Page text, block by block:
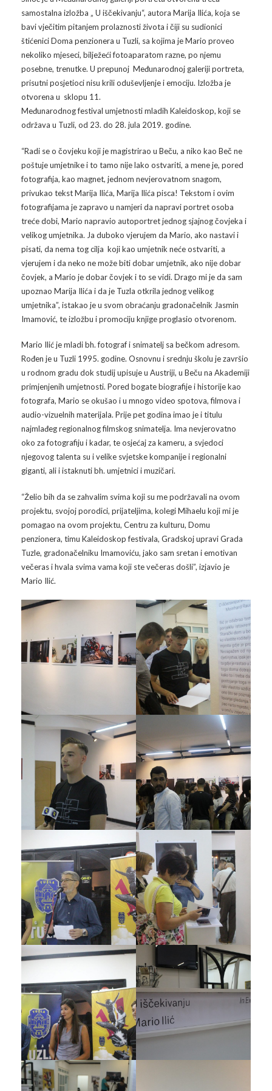
Video 2011
Video 2012
Video 2013
Video 2014
Video 2016
Video 2017
Video 2018
Galerija 2010
Galerija 2011
Galerija 2012
Galerija 2013
Galerija 2015
Galerija 2016
Galerija 2017
Galerija 2018
Galerija 2019
Galerija 2022
Galerija 2024
Galerija 2025
Arhiva
Kontakt
samostalna izložba „ U iščekivanju“, autora Marija Ilića, koja se
bavi vječitim pitanjem prolaznosti života i čiji su sudionici
štićenici Doma penzionera u Tuzli, sa kojima je Mario proveo
nekoliko mjeseci, bilježeći fotoaparatom razne, po njemu
posebne, trenutke. U prepunoj Međunarodnoj galeriji portreta,
prisutni posjetioci nisu krili oduševljenje i emociju. Izložba je
otvorena u sklopu 11.
Međunarodnog festival umjetnosti mladih Kaleidoskop, koji se
održava u Tuzli, od 23. do 28. jula 2019. godine.
“Radi se o čovjeku koji je magistrirao u Beču, a niko kao Beč ne
poštuje umjetnike i to tamo nije lako ostvariti, a mene je, pored
fotografija, kao magnet, jednom nevjerovatnom snagom,
privukao tekst Marija Ilića, Marija Ilića pisca! Tekstom i ovim
fotografijama je zapravo u namjeri da napravi portret osoba
treće dobi, Mario napravio autoportret jednog sjajnog čovjeka i
velikog umjetnika. Ja duboko vjerujem da Mario, ako nastavi i
pisati, da nema tog cilja koji kao umjetnik neće ostvariti, a
vjerujem i da neko ne može biti dobar umjetnik, ako nije dobar
čovjek, a Mario je dobar čovjek i to se vidi. Drago mi je da sam
upoznao Marija Ilića i da je Tuzla otkrila jednog velikog
umjetnika”, istakao je u svom obraćanju gradonačelnik Jasmin
Imamović, te izložbu i promociju knjige proglasio otvorenom.
Mario Ilić je mladi bh. fotograf i snimatelj sa bečkom adresom.
Rođen je u Tuzli 1995. godine. Osnovnu i srednju školu je završio
u rodnom gradu dok studij upisuje u Austriji, u Beču na Akademiji
primjenjenih umjetnosti. Pored bogate biografije i historije kao
fotografa, Mario se okušao i u mnogo video spotova, filmova i
audio-vizuelnih materijala. Prije pet godina imao je i titulu
najmlađeg regionalnog filmskog snimatelja. Ima nevjerovatno
oko za fotografiju i kadar, te osjećaj za kameru, a svjedoci
njegovog talenta su i velike svjetske kompanije i regionalni
giganti, ali i istaknuti bh. umjetnici i muzičari.
“Želio bih da se zahvalim svima koji su me podržavali na ovom
projektu, svojoj porodici, prijateljima, kolegi Mihaelu koji mi je
pomagao na ovom projektu, Centru za kulturu, Domu
penzionera, timu Kaleidoskop festivala, Gradskoj upravi Grada
Tuzle, gradonačelniku Imamoviću, jako sam sretan i emotivan
večeras i hvala svima vama koji ste večeras došli”, izjavio je
Mario Ilić.